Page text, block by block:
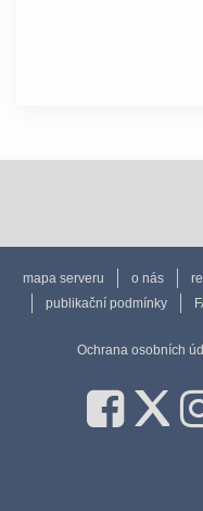
mapa serveru o nás
publikační podmínky
Ochrana osobních